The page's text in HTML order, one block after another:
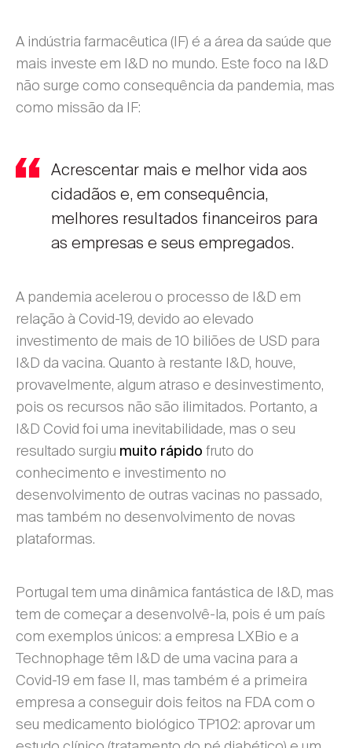
A indústria farmacêutica (IF) é a área da saúde que
mais investe em I&D no mundo. Este foco na I&D
não surge como consequência da pandemia, mas
como missão da IF:
Acrescentar mais e melhor vida aos
cidadãos e, em consequência,
melhores resultados financeiros para
as empresas e seus empregados.
A pandemia acelerou o processo de I&D em
relação à Covid-19, devido ao elevado
investimento de mais de 10 biliões de USD para
I&D da vacina. Quanto à restante I&D, houve,
provavelmente, algum atraso e desinvestimento,
pois os recursos não são ilimitados. Portanto, a
I&D Covid foi uma inevitabilidade, mas o seu
resultado surgiu muito rápido fruto do
conhecimento e investimento no
desenvolvimento de outras vacinas no passado,
mas também no desenvolvimento de novas
plataformas.
Portugal tem uma dinâmica fantástica de I&D, mas
tem de começar a desenvolvê-la, pois é um país
com exemplos únicos: a empresa LXBio e a
Technophage têm I&D de uma vacina para a
Covid-19 em fase II, mas também é a primeira
empresa a conseguir dois feitos na FDA com o
seu medicamento biológico TP102: aprovar um